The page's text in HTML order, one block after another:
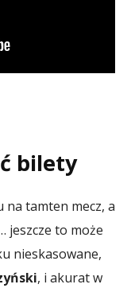
bilety
na tamten mecz, a
jeszcze to może
nieskasowane,
, i akurat w